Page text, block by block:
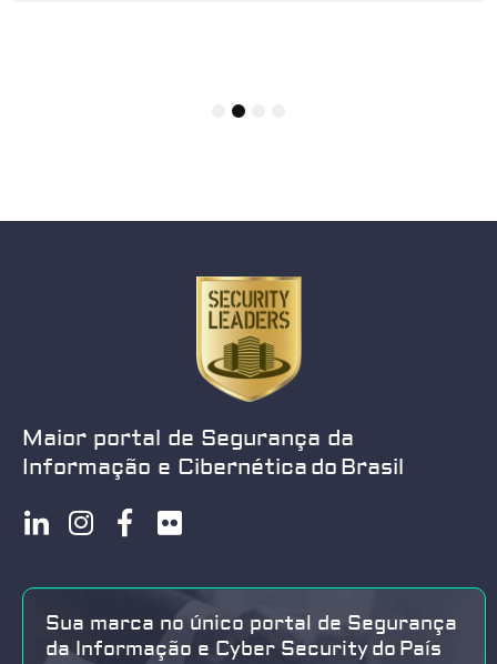
Maior portal de Segurança da
Informação e Cibernética do Brasil
Sua marca no único portal de Segurança
da Informação e Cyber Security do País